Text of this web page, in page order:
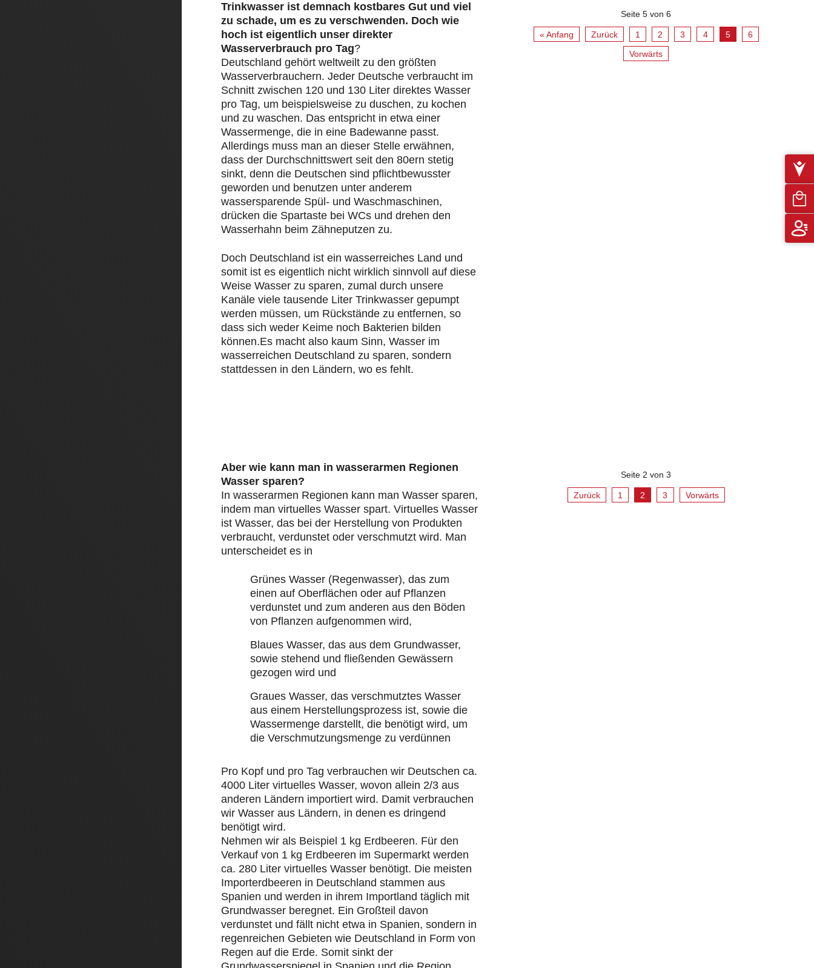
Trinkwasser ist demnach kostbares Gut und viel
zu schade, um es zu verschwenden. Doch wie
hoch ist eigentlich unser direkter
Wasserverbrauch pro Tag?
Deutschland gehört weltweilt zu den größten
Wasserverbrauchern. Jeder Deutsche verbraucht im
Schnitt zwischen 120 und 130 Liter direktes Wasser
pro Tag, um beispielsweise zu duschen, zu kochen
und zu waschen. Das entspricht in etwa einer
Wassermenge, die in eine Badewanne passt.
Allerdings muss man an dieser Stelle erwähnen,
dass der Durchschnittswert seit den 80ern stetig
sinkt, denn die Deutschen sind pflichtbewusster
geworden und benutzen unter anderem
wassersparende Spül- und Waschmaschinen,
drücken die Spartaste bei WCs und drehen den
Wasserhahn beim Zähneputzen zu.
Doch Deutschland ist ein wasserreiches Land und
somit ist es eigentlich nicht wirklich sinnvoll auf diese
Weise Wasser zu sparen, zumal durch unsere
Kanäle viele tausende Liter Trinkwasser gepumpt
werden müssen, um Rückstände zu entfernen, so
dass sich weder Keime noch Bakterien bilden
können.Es macht also kaum Sinn, Wasser im
wasserreichen Deutschland zu sparen, sondern
stattdessen in den Ländern, wo es fehlt.
Seite 5 von 6
« Anfang Zurück 1 2 3 4 5
6
Vorwärts
Aber wie kann man in wasserarmen Regionen
Wasser sparen?
In wasserarmen Regionen kann man Wasser sparen,
indem man virtuelles Wasser spart. Virtuelles Wasser
ist Wasser, das bei der Herstellung von Produkten
verbraucht, verdunstet oder verschmutzt wird. Man
unterscheidet es in
Grünes Wasser (Regenwasser), das zum
einen auf Oberflächen oder auf Pflanzen
verdunstet und zum anderen aus den Böden
von Pflanzen aufgenommen wird,
Blaues Wasser, das aus dem Grundwasser,
sowie stehend und fließenden Gewässern
gezogen wird und
Graues Wasser, das verschmutztes Wasser
aus einem Herstellungsprozess ist, sowie die
Wassermenge darstellt, die benötigt wird, um
die Verschmutzungsmenge zu verdünnen
Pro Kopf und pro Tag verbrauchen wir Deutschen ca.
4000 Liter virtuelles Wasser, wovon allein 2/3 aus
anderen Ländern importiert wird. Damit verbrauchen
wir Wasser aus Ländern, in denen es dringend
benötigt wird.
Nehmen wir als Beispiel 1 kg Erdbeeren. Für den
Verkauf von 1 kg Erdbeeren im Supermarkt werden
ca. 280 Liter virtuelles Wasser benötigt. Die meisten
Importerdbeeren in Deutschland stammen aus
Spanien und werden in ihrem Importland täglich mit
Grundwasser beregnet. Ein Großteil davon
verdunstet und fällt nicht etwa in Spanien, sondern in
regenreichen Gebieten wie Deutschland in Form von
Regen auf die Erde. Somit sinkt der
Seite 2 von 3
Zurück 1 2 3 Vorwärts